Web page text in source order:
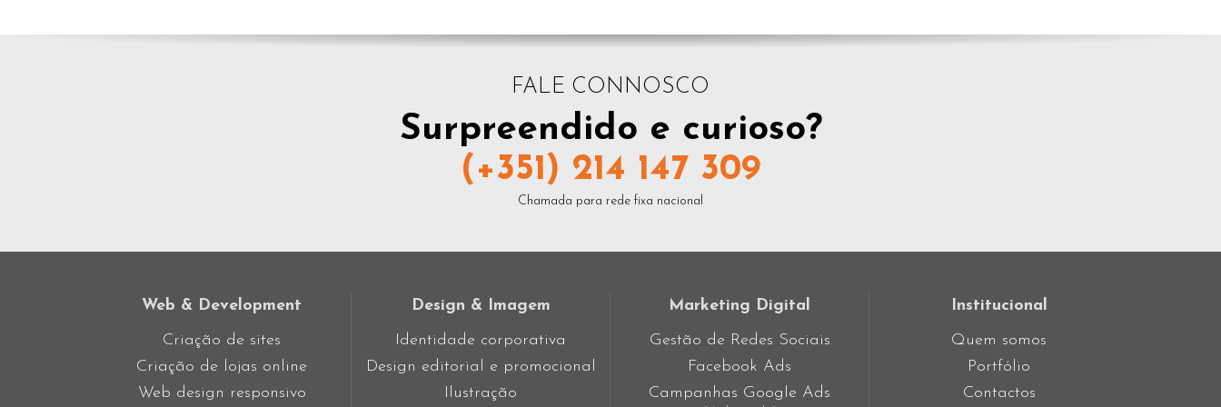
FALE CONNOSCO
Surpreendido e curioso?
(+351) 214 147 309
Chamada para rede fixa nacional
Web & Development
Criação de sites
Criação de lojas online
Web design responsivo
Design & Imagem
Identidade corporativa
Design editorial e promocional
Ilustração
Marketing Digital
Gestão de Redes Sociais
Facebook Ads
Campanhas Google Ads
Institucional
Quem somos
Portfólio
Contactos